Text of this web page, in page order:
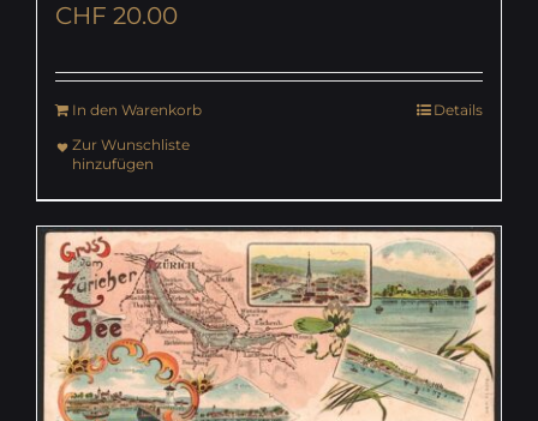
CHF 20.00
In den Warenkorb
Details
Zur Wunschliste
hinzufügen